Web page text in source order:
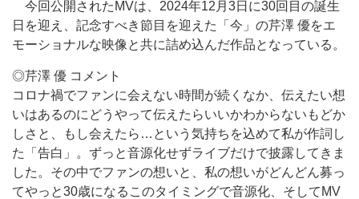
今回公開されたMVは、2024年12月3日に30回目の誕生
日を迎え、記念すべき節目を迎えた「今」の芹澤 優をエ
モーショナルな映像と共に詰め込んだ作品となっている。
◎芹澤 優 コメント
コロナ禍でファンに会えない時間が続くなか、伝えたい想
いはあるのにどうやって伝えたらいいかわからないもどか
しさと、もし会えたら…という気持ちを込めて私が作詞し
た「告白」。ずっと音源化せずライブだけで披露してきま
した。その中でファンの想いと、私の想いがどんどん募っ
てやっと30歳になるこのタイミングで音源化、そしてMV